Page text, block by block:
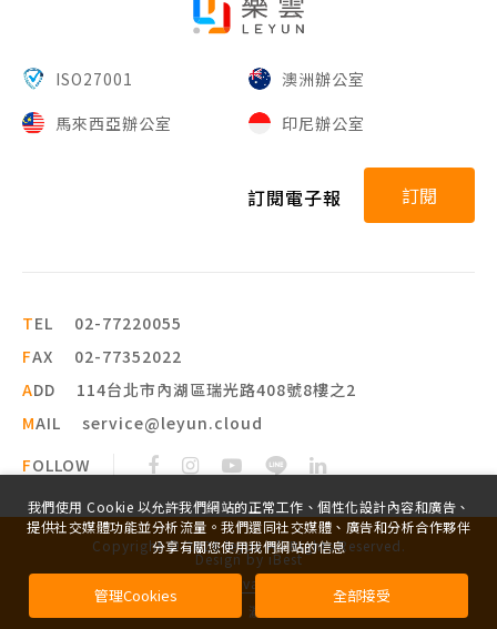
ISO27001
澳洲辦公室
馬來西亞辦公室
印尼辦公室
訂閱電子報 訂閱
TEL
02-77220055
FAX
02-77352022
ADD
114台北市內湖區瑞光路408號8樓之2
MAIL
service@leyun.cloud
FOLLOW
Copyright © 2026 leyun All Rights Reserved.
Design by iBest
Privacy
法律顧問委由： 瀛睿律師事務所
我們使用 Cookie 以允許我們網站的正常工作、個性化設計內容和廣告、
提供社交媒體功能並分析流量。我們還同社交媒體、廣告和分析合作夥伴
分享有關您使用我們網站的信息
管理Cookies 全部接受